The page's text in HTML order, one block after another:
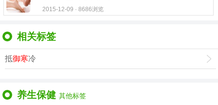
2015-12-09 · 8686浏览
相关标签
抵御寒冷
养生保健 其他标签